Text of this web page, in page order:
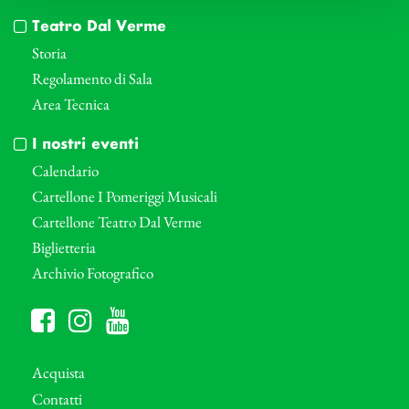
Teatro Dal Verme
Storia
Regolamento di Sala
Area Tecnica
I nostri eventi
Calendario
Cartellone I Pomeriggi Musicali
Cartellone Teatro Dal Verme
Biglietteria
Archivio Fotografico
Acquista
Contatti